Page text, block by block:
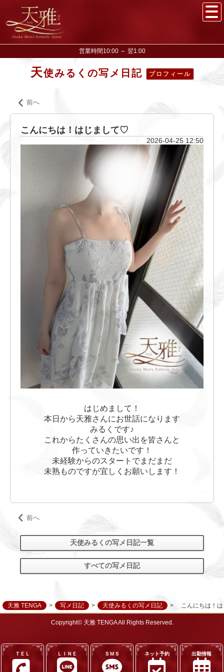
ＴＥＬ ＬＩＮＥ ＳＭＳ ネット予約 出勤情報
営業時間10:00 ～ 翌1:00
天使みるくの写メ日記 プロフィール
前へ
こんにちは！はじまして♡
2026-04-25 12:50
はじめまして！
本日から天雅さんにお世話になります
みるくです♪
これからたくさんの思い出を皆さんと
作っていきたいです！
未経験からのスタートでまだまだ
未熟ものですが宜しくお願いします！
前へ
天使みるくの写メ日記一覧
すべての写メ日記
天雅 TENGA 写メ日記 天使みるくの写メ日記 こんにちは！
Copyright© 天雅 TENGA All Rights Reserved.